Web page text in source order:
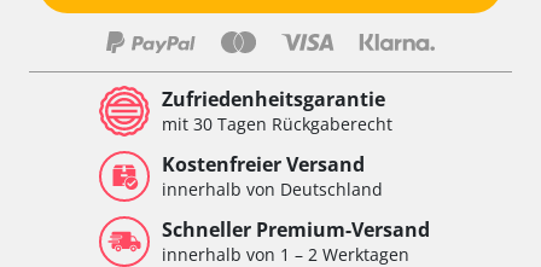
Zufriedenheitsgarantie
mit 30 Tagen Rückgaberecht
Kostenfreier Versand
innerhalb von Deutschland
Schneller Premium-Versand
innerhalb von 1 – 2 Werktagen